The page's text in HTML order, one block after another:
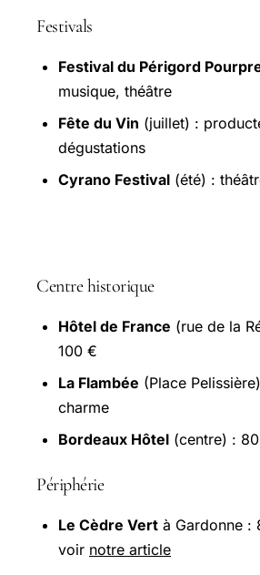
Festivals
Festival du Périgord
musique, théâtre
Fête du Vin (juillet) :
dégustations
Cyrano Festival (été) :
Centre historique
Hôtel de France (rue de la
100 €
La Flambée (Place
charme
Bordeaux Hôtel (centre) :
Périphérie
Le Cèdre Vert à Gardonne
voir notre article